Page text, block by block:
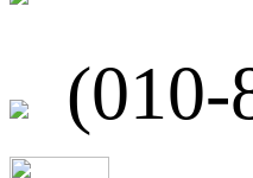
(010-